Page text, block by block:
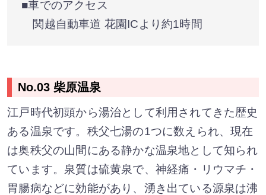
■車でのアクセス
関越自動車道 花園ICより約1時間
No.03 柴原温泉
江戸時代初頭から湯治として利用されてきた歴史
ある温泉です。秩父七湯の1つに数えられ、現在
は奥秩父の山間にある静かな温泉地として知られ
ています。泉質は硫黄泉で、神経痛・リウマチ・
胃腸病などに効能があり、湧き出ている源泉は沸